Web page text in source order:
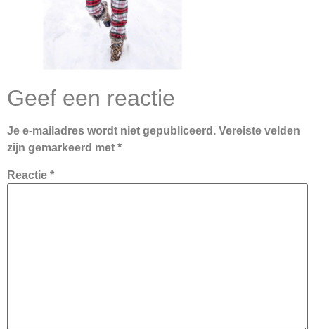
Geef een reactie
Je e-mailadres wordt niet gepubliceerd. Vereiste velden
zijn gemarkeerd met *
Reactie *